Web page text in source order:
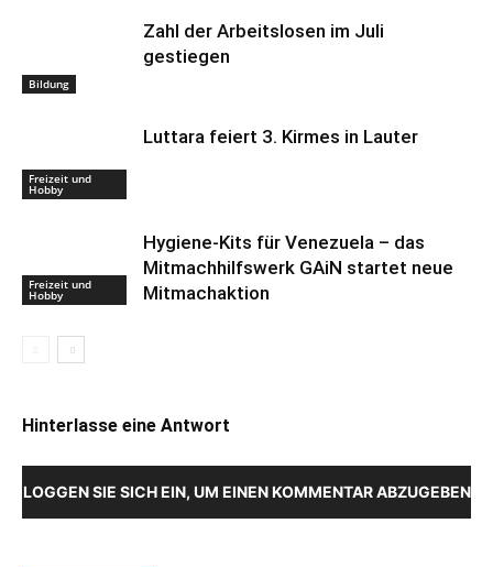
Bildung
Zahl der Arbeitslosen im Juli
gestiegen
Freizeit und
Hobby
Luttara feiert 3. Kirmes in Lauter
Freizeit und
Hobby
Hygiene-Kits für Venezuela – das
Mitmachhilfswerk GAiN startet neue
Mitmachaktion
Hinterlasse eine Antwort
LOGGEN SIE SICH EIN, UM EINEN KOMMENTAR ABZUGEBEN